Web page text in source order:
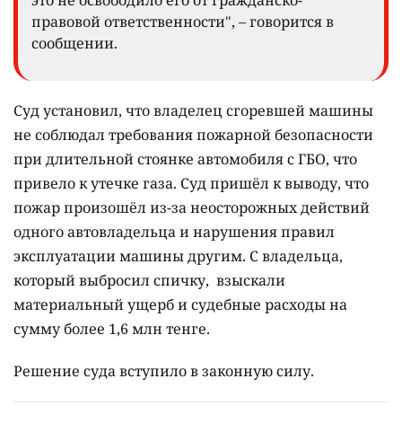
правовой ответственности", – говорится в
сообщении.
Суд установил, что владелец сгоревшей машины
не соблюдал требования пожарной безопасности
при длительной стоянке автомобиля с ГБО, что
привело к утечке газа. Суд пришёл к выводу, что
пожар произошёл из-за неосторожных действий
одного автовладельца и нарушения правил
эксплуатации машины другим. С владельца,
который выбросил спичку, взыскали
материальный ущерб и судебные расходы на
сумму более 1,6 млн тенге.
Решение суда вступило в законную силу.